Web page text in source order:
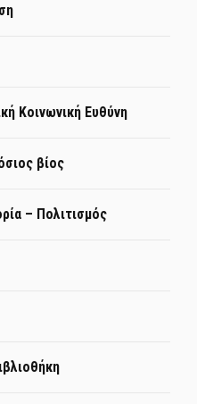
Κοινωνική Ευθύνη
βίος
– Πολιτισμός